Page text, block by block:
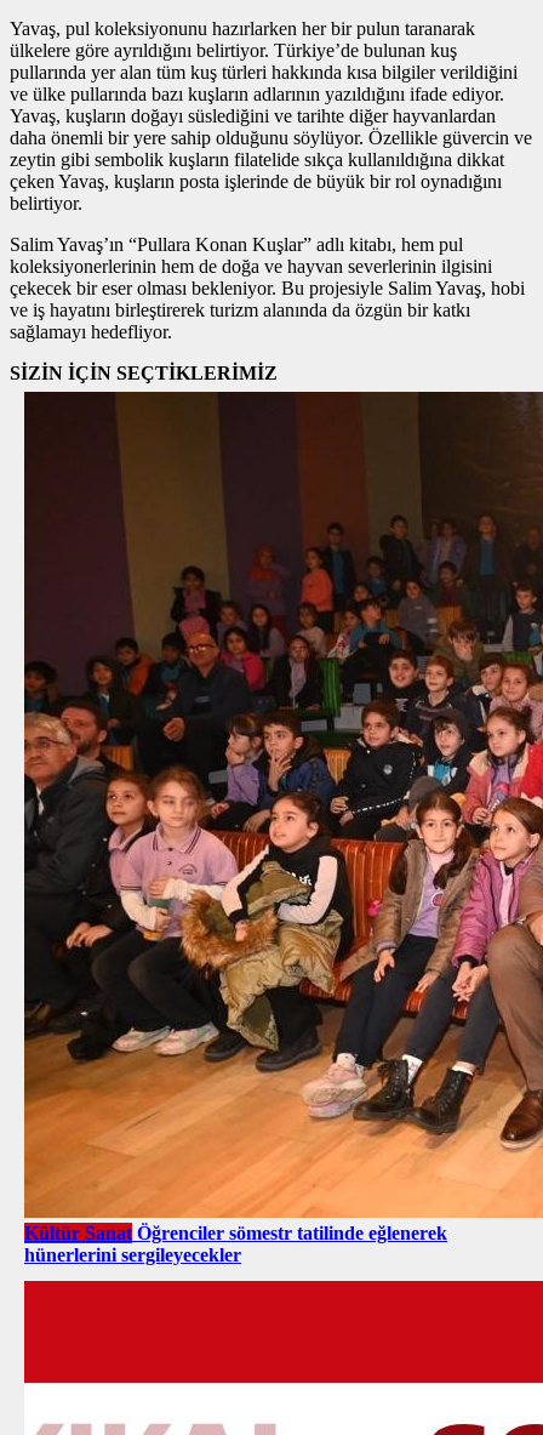
Yavaş, pul koleksiyonunu hazırlarken her bir pulun taranarak
ülkelere göre ayrıldığını belirtiyor. Türkiye’de bulunan kuş
pullarında yer alan tüm kuş türleri hakkında kısa bilgiler verildiğini
ve ülke pullarında bazı kuşların adlarının yazıldığını ifade ediyor.
Yavaş, kuşların doğayı süslediğini ve tarihte diğer hayvanlardan
daha önemli bir yere sahip olduğunu söylüyor. Özellikle güvercin ve
zeytin gibi sembolik kuşların filatelide sıkça kullanıldığına dikkat
çeken Yavaş, kuşların posta işlerinde de büyük bir rol oynadığını
belirtiyor.
Salim Yavaş’ın “Pullara Konan Kuşlar” adlı kitabı, hem pul
koleksiyonerlerinin hem de doğa ve hayvan severlerinin ilgisini
çekecek bir eser olması bekleniyor. Bu projesiyle Salim Yavaş, hobi
ve iş hayatını birleştirerek turizm alanında da özgün bir katkı
sağlamayı hedefliyor.
SİZİN İÇİN SEÇTİKLERİMİZ
Kültür Sanat Öğrenciler sömestr tatilinde eğlenerek
hünerlerini sergileyecekler